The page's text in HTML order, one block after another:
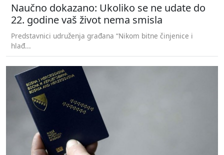
Naučno dokazano: Ukoliko se ne udate do
22. godine vaš život nema smisla
Predstavnici udruženja građana “Nikom bitne činjenice i
hlađ...